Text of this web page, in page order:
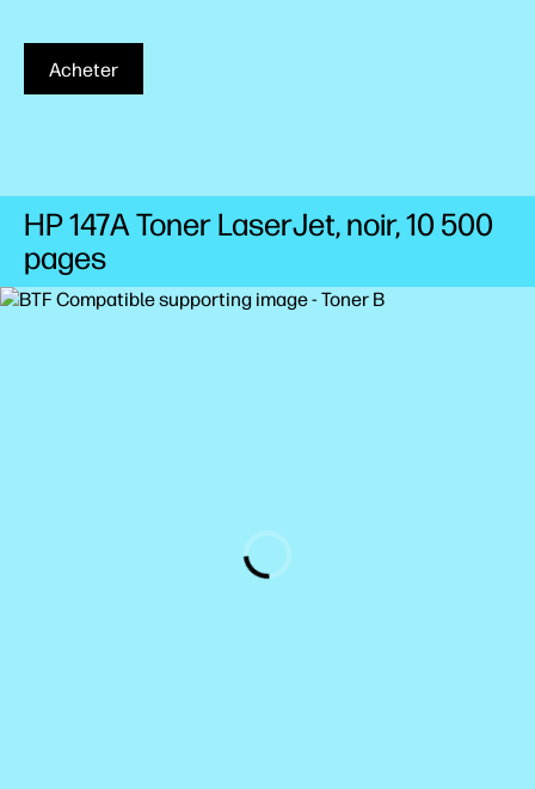
Acheter
HP 147A Toner LaserJet, noir, 10 500
pages